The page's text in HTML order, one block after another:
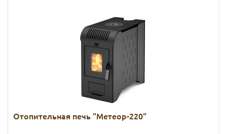
Отопительная печь "Метеор-220"